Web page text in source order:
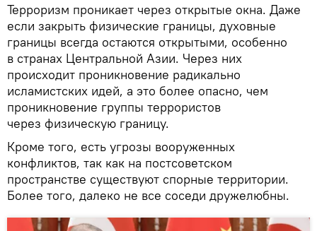
Терроризм проникает через открытые окна. Даже
если закрыть физические границы, духовные
границы всегда остаются открытыми, особенно
в странах Центральной Азии. Через них
происходит проникновение радикально
исламистских идей, а это более опасно, чем
проникновение группы террористов
через физическую границу.
Кроме того, есть угрозы вооруженных
конфликтов, так как на постсоветском
пространстве существуют спорные территории.
Более того, далеко не все соседи дружелюбны.